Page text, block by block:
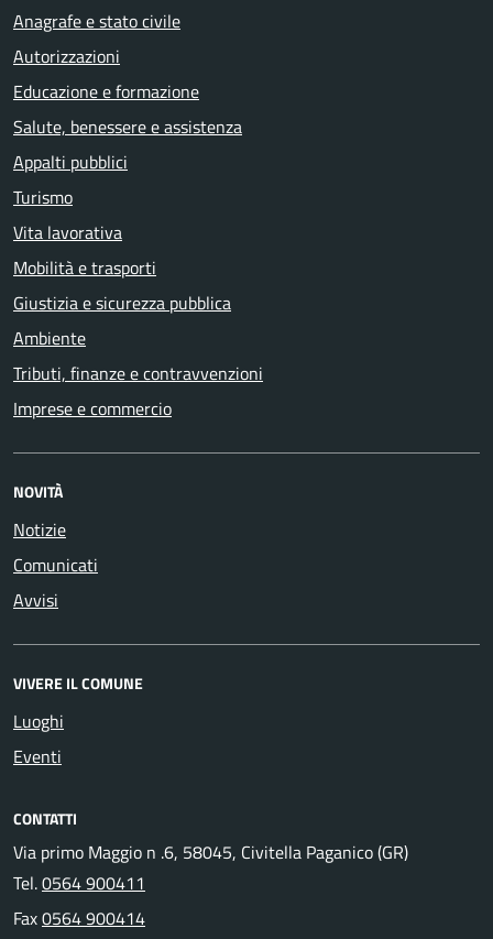
Anagrafe e stato civile
Autorizzazioni
Educazione e formazione
Salute, benessere e assistenza
Appalti pubblici
Turismo
Vita lavorativa
Mobilità e trasporti
Giustizia e sicurezza pubblica
Ambiente
Tributi, finanze e contravvenzioni
Imprese e commercio
NOVITÀ
Notizie
Comunicati
Avvisi
VIVERE IL COMUNE
Luoghi
Eventi
CONTATTI
Via primo Maggio n .6, 58045, Civitella Paganico (GR)
Tel.0564 900411
Fax0564 900414